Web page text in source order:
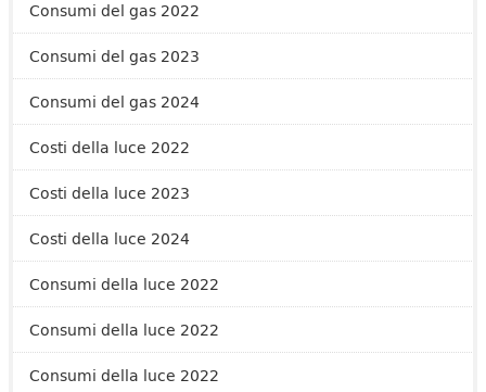
Consumi del gas 2022
Consumi del gas 2023
Consumi del gas 2024
Costi della luce 2022
Costi della luce 2023
Costi della luce 2024
Consumi della luce 2022
Consumi della luce 2022
Consumi della luce 2022